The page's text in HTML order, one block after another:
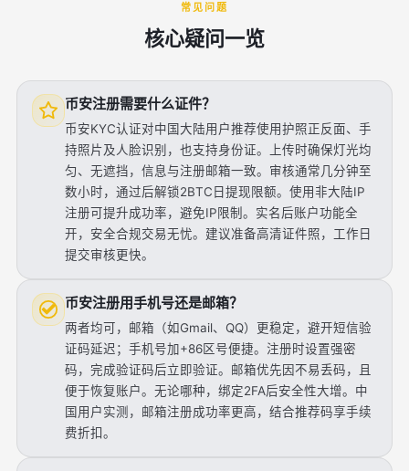
常见问题
核心疑问一览
币安注册需要什么证件？
币安KYC认证对中国大陆用户推荐使用护照正反面、手
持照片及人脸识别，也支持身份证。上传时确保灯光均
匀、无遮挡，信息与注册邮箱一致。审核通常几分钟至
数小时，通过后解锁2BTC日提现限额。使用非大陆IP
注册可提升成功率，避免IP限制。实名后账户功能全
开，安全合规交易无忧。建议准备高清证件照，工作日
提交审核更快。
币安注册用手机号还是邮箱？
两者均可，邮箱（如Gmail、QQ）更稳定，避开短信验
证码延迟；手机号加+86区号便捷。注册时设置强密
码，完成验证码后立即验证。邮箱优先因不易丢码，且
便于恢复账户。无论哪种，绑定2FA后安全性大增。中
国用户实测，邮箱注册成功率更高，结合推荐码享手续
费折扣。